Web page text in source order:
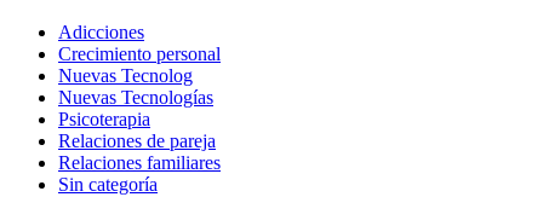
Adicciones
Crecimiento personal
Nuevas Tecnolog
Nuevas Tecnologías
Psicoterapia
Relaciones de pareja
Relaciones familiares
Sin categoría